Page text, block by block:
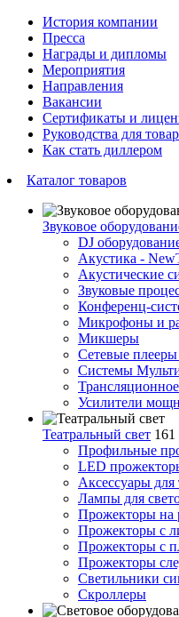
История компании
Пресса
Награды и дипломы
Мероприятия
Направления
Вакансии
Сертификаты и
Руководства для
Как стать диллером
Каталог товаров
Звуковое
DJ
Акустика -
Акустические
Звуковые
Конференц-
Микрофоны и
Микшеры
Сетевые
Системы
Усилители
Театральный свет 161
Профильные
LED
Аксессуары для
Лампы для
Прожекторы на
Прожекторы с
Прожекторы с
Прожекторы
Светильники
Скроллеры